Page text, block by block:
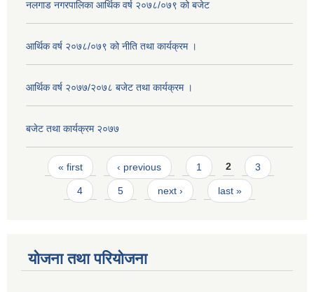
नलगाड नगरपालिका आर्थिक वर्ष २०७८/०७९ को बजेट
आर्थिक वर्ष २०७८/०७९ को नीति तथा कार्यक्रम ।
आर्थिक वर्ष २०७७/२०७८ बजेट तथा कार्यक्रम ।
बजेट तथा कार्यक्रम २०७७
Pages
« first ‹ previous 1 2 3
4 5 next › last »
योजना तथा परियोजना